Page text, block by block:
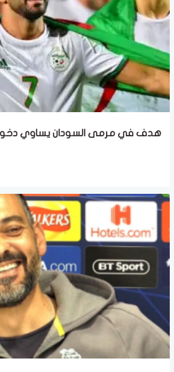
هدف في مرمى السودان يساوي دخول